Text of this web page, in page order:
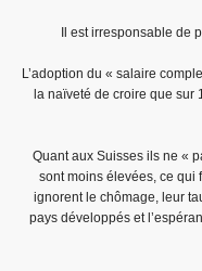
Il est irresponsable de
L’adoption du « salaire
la naïveté de croire que sur
Quant aux Suisses ils ne «
sont moins élevées, ce qui
ignorent le chômage, leur
pays développés et